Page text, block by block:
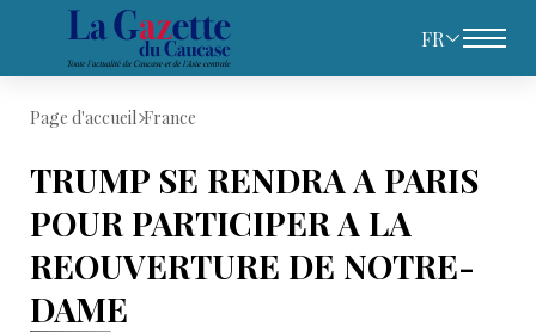
FR
Page d'accueil France
TRUMP SE RENDRA A PARIS
POUR PARTICIPER A LA
REOUVERTURE DE NOTRE-
DAME